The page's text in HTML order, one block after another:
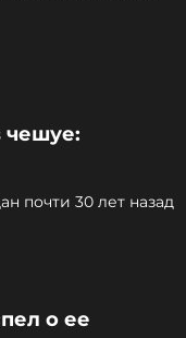
чешуе:
почти 30 лет назад
о ее